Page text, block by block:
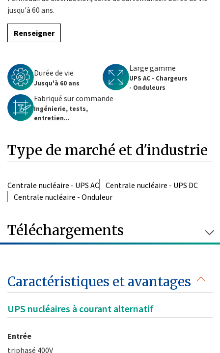
jusqu'à 60 ans.
Renseigner
Durée de vie
Jusqu'à 60 ans
Large gamme
UPS AC - Chargeurs
- Onduleurs
Fabriqué sur commande
Ingénierie, tests,
entretien...
Type de marché et d'industrie
Centrale nucléaire - UPS AC
Centrale nucléaire - UPS DC
Centrale nucléaire - Onduleur
Téléchargements
Caractéristiques et avantages
UPS nucléaires à courant alternatif
Entrée
triphasé 400V